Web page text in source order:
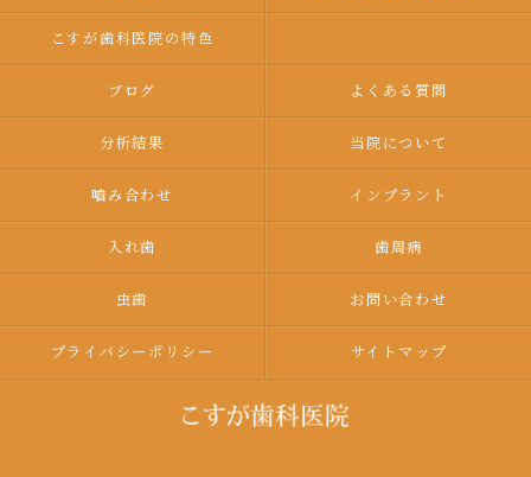
こすが歯科医院の特色
ブログ よくある質問
分析結果 当院について
嚙み合わせ インプラント
入れ歯 歯周病
虫歯 お問い合わせ
プライバシーポリシー サイトマップ